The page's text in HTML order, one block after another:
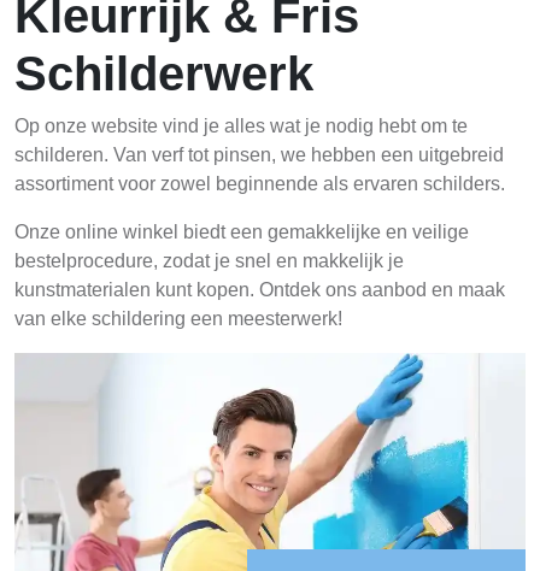
Kleurrijk & Fris
Schilderwerk
Op onze website vind je alles wat je nodig hebt om te
schilderen. Van verf tot pinsen, we hebben een uitgebreid
assortiment voor zowel beginnende als ervaren schilders.
Onze online winkel biedt een gemakkelijke en veilige
bestelprocedure, zodat je snel en makkelijk je
kunstmaterialen kunt kopen. Ontdek ons aanbod en maak
van elke schildering een meesterwerk!